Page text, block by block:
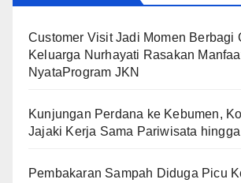
Customer Visit Jadi Momen Berbagi
Keluarga Nurhayati Rasakan
NyataProgram JKN
Kunjungan Perdana ke Kebumen,
Jajaki Kerja Sama Pariwisata
Pembakaran Sampah Diduga Picu